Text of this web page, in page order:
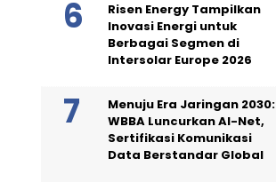
Risen Energy Tampilkan
Inovasi Energi untuk
Berbagai Segmen di
Intersolar Europe 2026
Menuju Era Jaringan 2030:
WBBA Luncurkan AI-Net,
Sertifikasi Komunikasi
Data Berstandar Global